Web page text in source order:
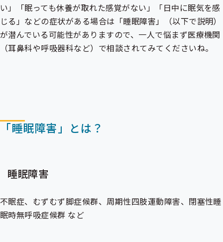
い」「眠っても休養が取れた感覚がない」「日中に眠気を感
じる」などの症状がある場合は「睡眠障害」（以下で説明）
が潜んでいる可能性がありますので、一人で悩まず医療機関
（耳鼻科や呼吸器科など）で相談されてみてくださいね。
「睡眠障害」とは？
睡眠障害
不眠症、むずむず脚症候群、周期性四肢運動障害、閉塞性睡
眠時無呼吸症候群 など